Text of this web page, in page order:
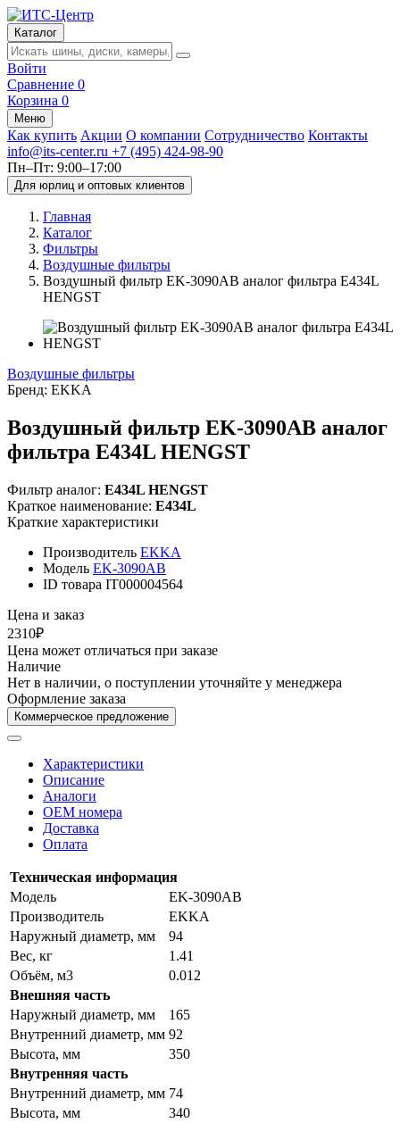
Каталог
Войти
Сравнение 0
Корзина 0
Меню
Как купить Акции О компании Сотрудничество Контакты
info@its-center.ru +7 (495) 424-98-90
Пн–Пт: 9:00–17:00
Для юрлиц и оптовых клиентов
Главная
Каталог
Фильтры
Воздушные фильтры
Воздушный фильтр EK-3090AB аналог фильтра E434L
HENGST
Воздушные фильтры
Бренд: EKKA
Воздушный фильтр EK-3090AB аналог
фильтра E434L HENGST
Фильтр аналог: E434L HENGST
Краткое наименование: E434L
Краткие характеристики
Производитель EKKA
Модель EK-3090AB
ID товара IT000004564
Цена и заказ
2310₽
Цена может отличаться при заказе
Наличие
Нет в наличии, о поступлении уточняйте у менеджера
Оформление заказа
Коммерческое предложение
Характеристики
Описание
Аналоги
OEM номера
Доставка
Оплата
Техническая информация
Модель
EK-3090AB
Производитель
EKKA
Наружный диаметр, мм
94
Вес, кг
1.41
Объём, м3
0.012
Внешняя часть
Наружный диаметр, мм
165
Внутренний диаметр, мм 92
Высота, мм
350
Внутренняя часть
Внутренний диаметр, мм 74
Высота, мм
340